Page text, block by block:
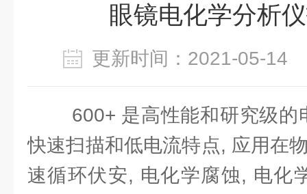
眼镜电化学分析
更新时间：2021-05-
600+ 是高性能和研究级
快速扫描和低电流特点, 应用在
速循环伏安, 电化学腐蚀, 电化